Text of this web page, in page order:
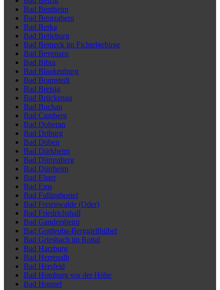
Bad Bentheim
Bad Bergzabern
Bad Berka
Bad Berleburg
Bad Berneck im Fichtelgebirge
Bad Bevensen
Bad Bibra
Bad Blankenburg
Bad Bramstedt
Bad Breisig
Bad Brückenau
Bad Buchau
Bad Camberg
Bad Doberan
Bad Driburg
Bad Düben
Bad Dürkheim
Bad Dürrenberg
Bad Dürrheim
Bad Elster
Bad Ems
Bad Fallingbostel
Bad Freienwalde (Oder)
Bad Friedrichshall
Bad Gandersheim
Bad Gottleuba-Berggießhübel
Bad Griesbach im Rottal
Bad Harzburg
Bad Herrenalb
Bad Hersfeld
Bad Homburg vor der Höhe
Bad Honnef